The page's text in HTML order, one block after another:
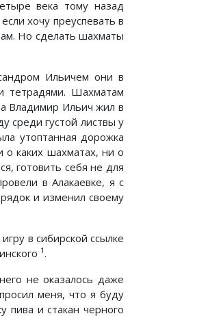
века тому назад
хочу преуспевать в
Но сделать шахматы
Ильичем они в
тетрадями. Шахматам
Владимир Ильич жил в
среди густой листвы у
утоптанная дорожка
каких шахматах, ни о
готовить себя не для
в Алакаевке, я с
и изменил своему
в сибирской ссылке
1.
не оказалось даже
меня, что я буду
пива и стакан черного